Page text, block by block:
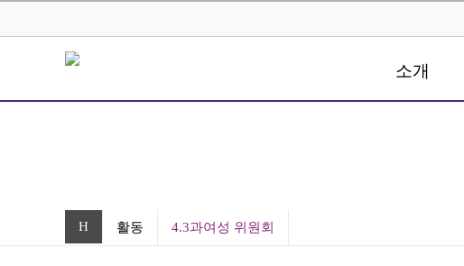
소개
H 활동 4.3과여성 위원회